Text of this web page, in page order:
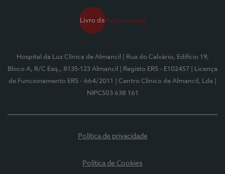
Hospital da Luz Clínica de Almancil
| Rua do Calvário, Edifício 19,
Bloco A, R/C Esq., 8135-123 Almancil
| Registo ERS - E102457
| Licença
de Funcionamento ERS - 664/2011
| Centro Clínico de Almancil, Lda
NIPC503 638 161
Política de privacidade
Política de Cookies